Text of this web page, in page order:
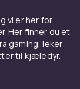
vi er her for
Her finner du et
gaming, leker
til kjæledyr.